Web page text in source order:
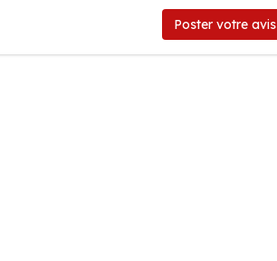
Poster votre avis